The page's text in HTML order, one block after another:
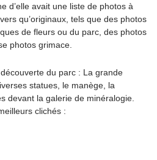
d’elle avait une liste de photos à
qu’originaux, tels que des photos
de fleurs ou du parc, des photos
photos grimace.
du parc : La grande
statues, le manège, la
devant la galerie de minéralogie.
clichés :